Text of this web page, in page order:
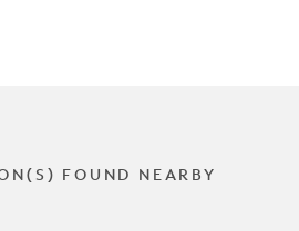
FOUND NEARBY